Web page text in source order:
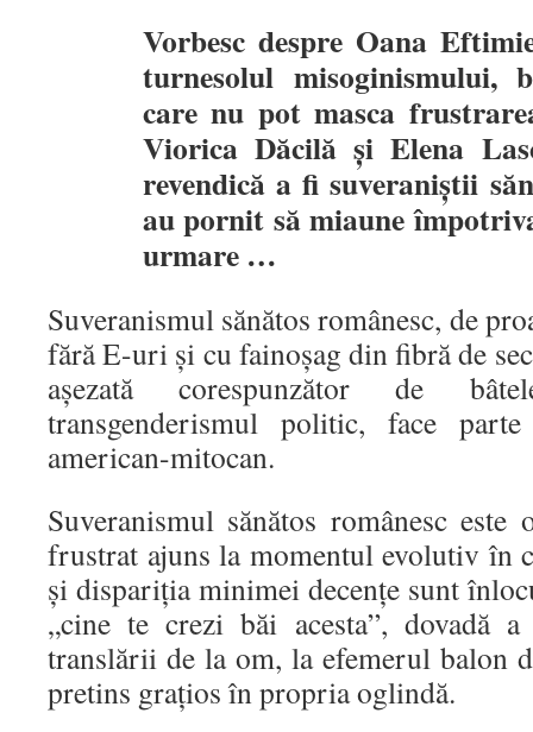
Vorbesc despre Oana
turnesolul misoginismului,
care nu pot masca
Viorica Dăcilă și Elena
revendică a fi suveraniștii
au pornit să miaune
urmare …
Suveranismul sănătos românesc, de
fără E-uri și cu fainoșag din fibră de
așezată corespunzător de
transgenderismul politic, face
american-mitocan.
Suveranismul sănătos românesc
frustrat ajuns la momentul evolutiv în
și dispariția minimei decențe sunt
„cine te crezi băi acesta”, dovadă
translării de la om, la efemerul balon
pretins grațios în propria oglindă.